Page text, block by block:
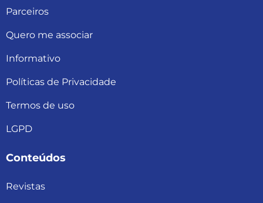
Parceiros
Quero me associar
Informativo
Políticas de Privacidade
Termos de uso
LGPD
Conteúdos
Revistas